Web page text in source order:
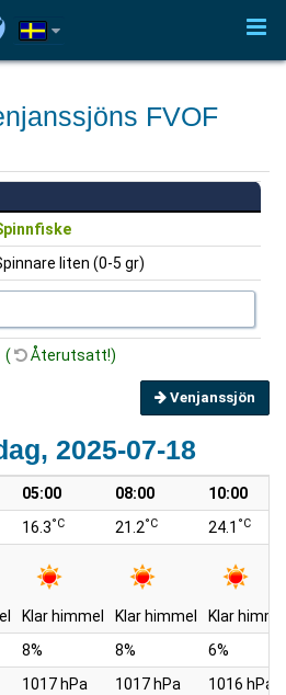
FVOF
liten (0-5 gr)
( Återutsatt!)
Venjanssjön
2025-07-18
05:00 08:00
10:00
16.3°C 21.2°C 24.1 °C
Klar himmel Klar himmel
Klar
8% 8%
6%
1017 hPa 1017 hPa
1016 hPa